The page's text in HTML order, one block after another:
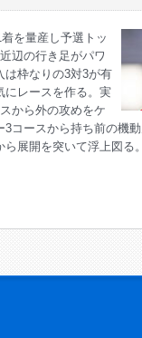
を量産し予選トッ
辺の行き足がパワ
は枠なりの3対3が有
にレースを作る。実
から外の攻めをケ
コースから持ち前の機
ら展開を突いて浮上図る